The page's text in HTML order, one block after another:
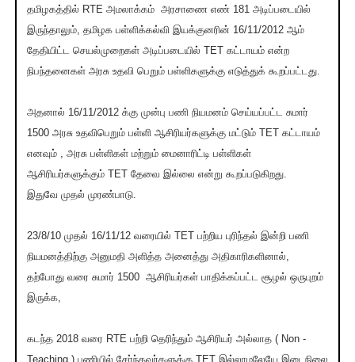
தமிழகத்தில் RTE அமலாக்கம் அரசாணை எண் 181 அடிப்படையில்
இருந்தாலும், தமிழக பள்ளிக்கல்வி இயக்குனரின் 16/11/2012 ஆம்
தேதியிட்ட செயல்முறைகள் அடிப்படையில் TET கட்டாயம் என்ற
நிபந்தனைகள் அரசு உதவி பெறும் பள்ளிகளுக்கு எடுத்துக் கூறப்பட்டது.
அதனால் 16/11/2012 க்கு முன்பு பணி நியமனம் செய்யப்பட்ட சுமார்
1500 அரசு உதவிபெறும் பள்ளி ஆசிரியர்களுக்கு மட்டும் TET கட்டாயம்
எனவும் , அரசு பள்ளிகள் மற்றும் மைனாரிட்டி பள்ளிகள்
ஆசிரியர்களுக்கும் TET தேவை இல்லை என்று கூறப்படுகிறது.
இதுவே முதல் முரண்பாடு.
23/8/10 முதல் 16/11/12 வரையில் TET பற்றிய புரிந்தல் இன்றி பணி
நியமனத்திற்கு அனுமதி அளித்த அனைத்து அதிகாரிகளினால்,
தற்போது வரை சுமார் 1500 ஆசிரியர்கள் பாதிக்கப்பட்ட சூழல் ஒருபுறம்
இருக்க,
கடந்த 2018 வரை RTE பற்றி தெரிந்தும் ஆசிரியர் அல்லாத ( Non -
Teaching ) பணியில் சேர்ந்தவர்களுக்கு TET இல்லாமலேயே இடைநிலை